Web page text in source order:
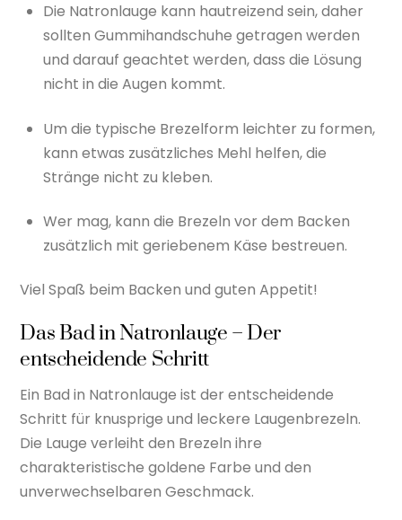
Die Natronlauge kann hautreizend sein, daher
sollten Gummihandschuhe getragen werden
und darauf geachtet werden, dass die Lösung
nicht in die Augen kommt.
Um die typische Brezelform leichter zu formen,
kann etwas zusätzliches Mehl helfen, die
Stränge nicht zu kleben.
Wer mag, kann die Brezeln vor dem Backen
zusätzlich mit geriebenem Käse bestreuen.
Viel Spaß beim Backen und guten Appetit!
Das Bad in Natronlauge – Der
entscheidende Schritt
Ein Bad in Natronlauge ist der entscheidende
Schritt für knusprige und leckere Laugenbrezeln.
Die Lauge verleiht den Brezeln ihre
charakteristische goldene Farbe und den
unverwechselbaren Geschmack.